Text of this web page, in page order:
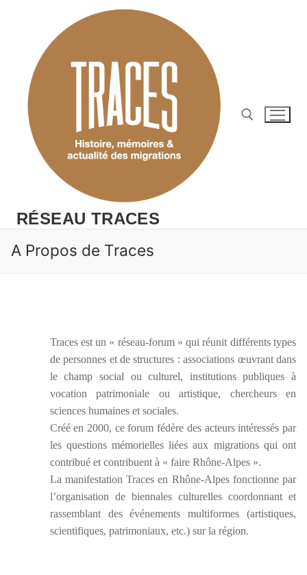
RÉSEAU TRACES
A Propos de Traces
Traces est un « réseau-forum » qui réunit différents types
de personnes et de structures : associations œuvrant dans
le champ social ou culturel, institutions publiques à
vocation patrimoniale ou artistique, chercheurs en
sciences humaines et sociales.
Créé en 2000, ce forum fédère des acteurs intéressés par
les questions mémorielles liées aux migrations qui ont
contribué et contribuent à « faire Rhône-Alpes ».
La manifestation Traces en Rhône-Alpes fonctionne par
l’organisation de biennales culturelles coordonnant et
rassemblant des événements multiformes (artistiques,
scientifiques, patrimoniaux, etc.) sur la région.